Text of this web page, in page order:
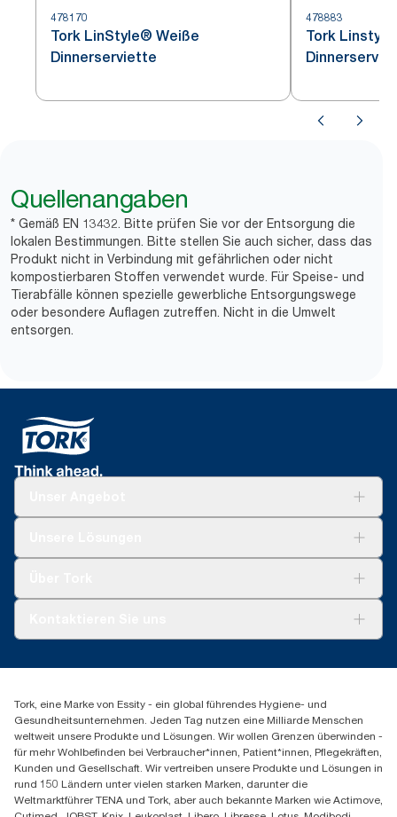
478170
Tork LinStyle® Weiße
Dinnerserviette
478883
Tork
Quellenangaben
* Gemäß EN 13432. Bitte prüfen Sie vor der Entsorgung die
lokalen Bestimmungen. Bitte stellen Sie auch sicher, dass das
Produkt nicht in Verbindung mit gefährlichen oder nicht
kompostierbaren Stoffen verwendet wurde. Für Speise- und
Tierabfälle können spezielle gewerbliche Entsorgungswege
oder besondere Auflagen zutreffen. Nicht in die Umwelt
entsorgen.
Spenderreklamation
+43 (0) 8 10-22 00 84
Essity Austria Vertriebs GmbH
Am Europlatz 2
1120 Wien
Mo-Do 8:00-16:30 | Fr 8:00-15:00
GLN: 9011111000026
Tork, eine Marke von Essity - ein global führendes Hygiene- und
Gesundheitsunternehmen. Jeden Tag nutzen eine Milliarde Menschen
weltweit unsere Produkte und Lösungen. Wir wollen Grenzen überwinden -
für mehr Wohlbefinden bei Verbraucher*innen, Patient*innen, Pflegekräften,
Kunden und Gesellschaft. Wir vertreiben unsere Produkte und Lösungen in
rund 150 Ländern unter vielen starken Marken, darunter die
Weltmarktführer TENA und Tork, aber auch bekannte Marken wie Actimove,